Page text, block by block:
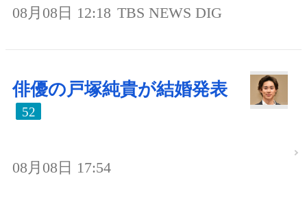
08月08日 12:18 TBS NEWS DIG
俳優の戸塚純貴が結婚発表
52
08月08日 17:54